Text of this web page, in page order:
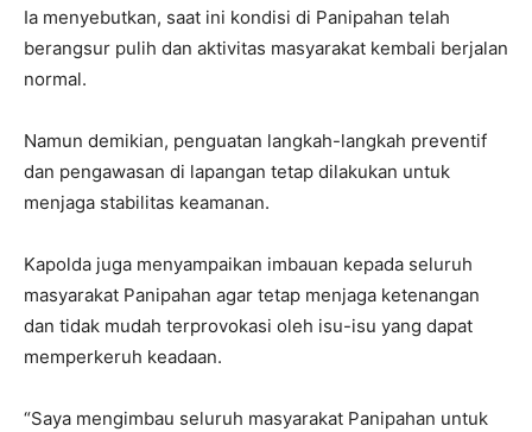
Ia menyebutkan, saat ini kondisi di Panipahan telah
berangsur pulih dan aktivitas masyarakat kembali berjalan
normal.
Namun demikian, penguatan langkah-langkah preventif
dan pengawasan di lapangan tetap dilakukan untuk
menjaga stabilitas keamanan.
Kapolda juga menyampaikan imbauan kepada seluruh
masyarakat Panipahan agar tetap menjaga ketenangan
dan tidak mudah terprovokasi oleh isu-isu yang dapat
memperkeruh keadaan.
“Saya mengimbau seluruh masyarakat Panipahan untuk